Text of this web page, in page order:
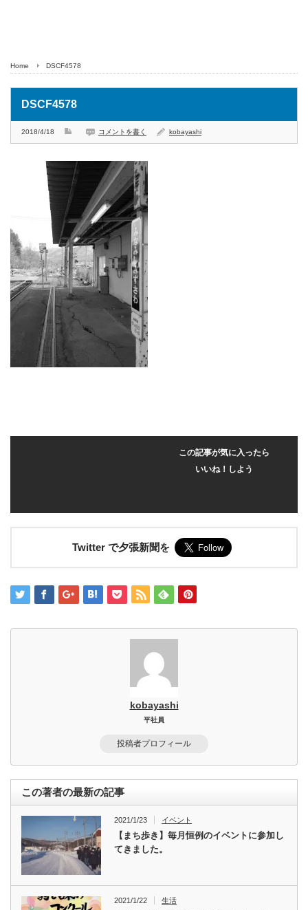
Home DSCF4578
DSCF4578
2018/4/18 コメントを書く kobayashi
この記事が気に入ったら
いいね！しよう
Twitter で夕張新聞を
kobayashi
平社員
投稿者プロフィール
この著者の最新の記事
2021/1/23 イベント
【まち歩き】毎月恒例のイベントに参加し
てきました。
2021/1/22 生活